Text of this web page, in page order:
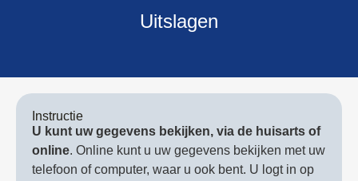
Uitslagen
Instructie
U kunt uw gegevens bekijken, via de huisarts of
online. Online kunt u uw gegevens bekijken met uw
telefoon of computer, waar u ook bent. U logt in op